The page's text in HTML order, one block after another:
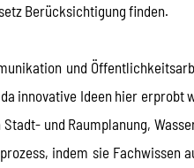
Berücksichtigung finden.
und
innovative Ideen hier erprobt
und Raumplanung,
indem sie Fachwissen